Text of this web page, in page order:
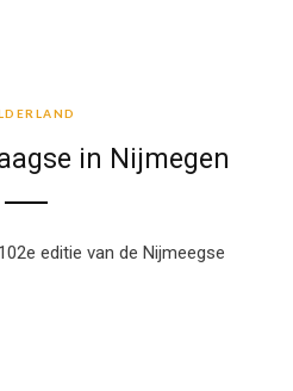
in Nijmegen
editie van de Nijmeegse